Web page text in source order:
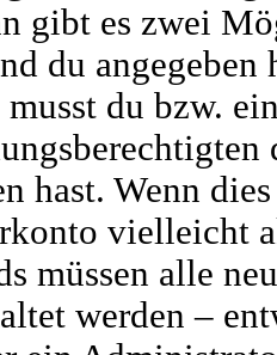
gibt es zwei
du angegeben
du bzw.
hast. Wenn
vielleicht
müssen alle
werden –